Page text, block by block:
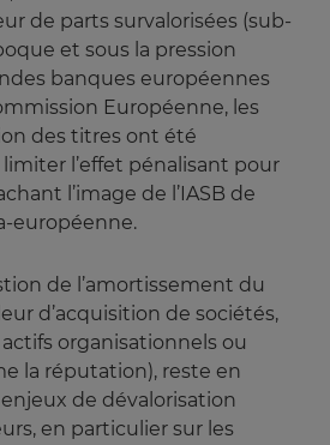
de parts survalorisées (sub-
et sous la pression
banques européennes
Européenne, les
des titres ont été
l’effet pénalisant pour
l’image de l’IASB de
européenne.
de l’amortissement du
d’acquisition de sociétés,
organisationnels ou
la réputation), reste en
de dévalorisation
en particulier sur les